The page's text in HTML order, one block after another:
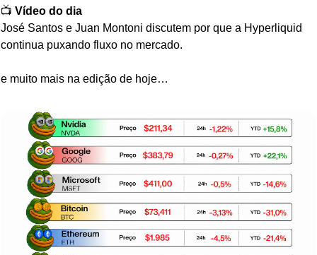
📺 Vídeo do dia
José Santos e Juan Montoni discutem por que a Hyperliquid
continua puxando fluxo no mercado.
e muito mais na edição de hoje…